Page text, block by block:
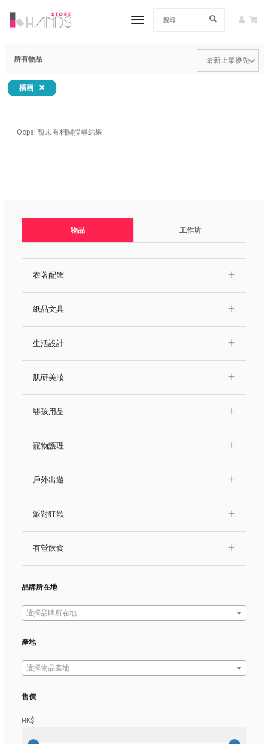
toggle navigation
物品 工作坊
衣著配飾
紙品文具
生活設計
肌研美妝
嬰孩用品
寵物護理
戶外出遊
派對狂歡
有營飲食
品牌所在地
選擇品牌所在地
產地
選擇物品產地
售價
HK$ --
所有物品
插画
Oops! 暫未有相關搜尋結果